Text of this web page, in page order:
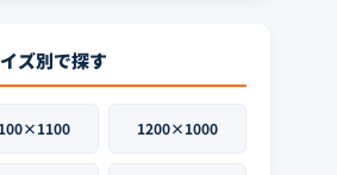
ズ別で探す
1200×1000